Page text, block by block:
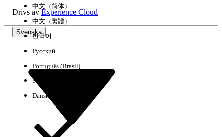
Drivs avExperience Cloud
Svenska
中文（简体）
中文（繁體）
한국어
Русский
Português (Brasil)
Suomi
Dansk